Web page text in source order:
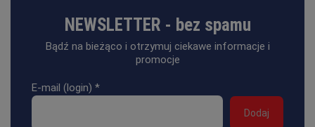
NEWSLETTER - bez spamu
Bądź na bieżąco i otrzymuj ciekawe informacje i
promocje
E-mail (login) *